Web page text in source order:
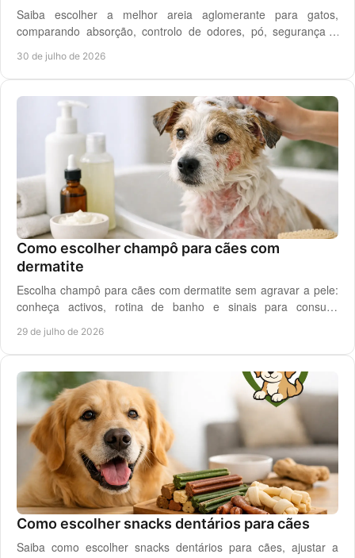
Saiba escolher a melhor areia aglomerante para gatos,
comparando absorção, controlo de odores, pó, segurança e
30 de julho de 2026
Como escolher champô para cães com
dermatite
Escolha champô para cães com dermatite sem agravar a pele:
conheça activos, rotina de banho e sinais para consulta
29 de julho de 2026
Como escolher snacks dentários para cães
Saiba como escolher snacks dentários para cães, ajustar a